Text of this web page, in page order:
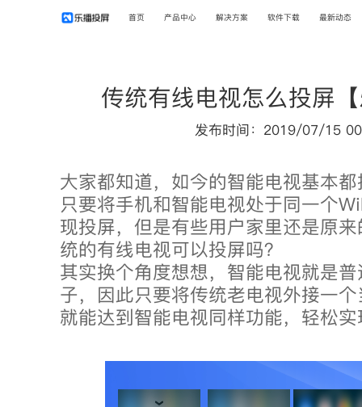
首页 产品中心 解决方案 软件下载 最新动态
传统有线电视怎么投屏
发布时间：2019/07/15
大家都知道，如今的智能电视基本
只要将手机和智能电视处于同一个
现投屏，但是有些用户家里还是原
统的有线电视可以投屏吗？
其实换个角度想想，智能电视就是
子，因此只要将传统老电视外接一
就能达到智能电视同样功能，轻松